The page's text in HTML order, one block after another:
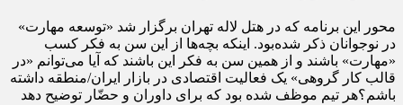
محور این برنامه که در هتل لاله تهران برگزار شد «توسعه مهارت»
در نوجوانان ذکر شده‌بود. اینکه بچه‌ها از این سن به فکر کسب
«مهارت» باشند و از همین سن به فکر این باشند که آیا می‌توانم «در
قالب کار گروهی» یک فعالیت اقتصادی در بازار ایران/منطقه داشته
باشم؟هر تیم موظف شده بود که برای داوران و حضّار توضیح دهد